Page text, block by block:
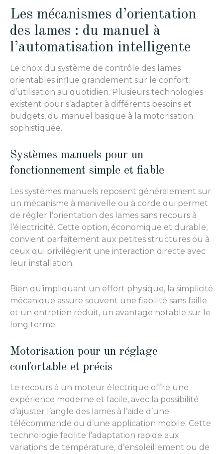
Les mécanismes d’orientation
des lames : du manuel à
l’automatisation intelligente
Le choix du système de contrôle des lames
orientables influe grandement sur le confort
d’utilisation au quotidien. Plusieurs technologies
existent pour s’adapter à différents besoins et
budgets, du manuel basique à la motorisation
sophistiquée.
Systèmes manuels pour un
fonctionnement simple et fiable
Les systèmes manuels reposent généralement sur
un mécanisme à manivelle ou à corde qui permet
de régler l’orientation des lames sans recours à
l’électricité. Cette option, économique et durable,
convient parfaitement aux petites structures ou à
ceux qui privilégient une interaction directe avec
leur installation.
Bien qu’impliquant un effort physique, la simplicité
mécanique assure souvent une fiabilité sans faille
et un entretien réduit, un avantage notable sur le
long terme.
Motorisation pour un réglage
confortable et précis
Le recours à un moteur électrique offre une
expérience moderne et facile, avec la possibilité
d’ajuster l’angle des lames à l’aide d’une
télécommande ou d’une application mobile. Cette
technologie facilite l’adaptation rapide aux
variations de température, d’ensoleillement ou de